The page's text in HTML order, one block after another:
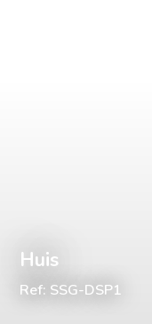
Huis
Ref: SSG-DSP1